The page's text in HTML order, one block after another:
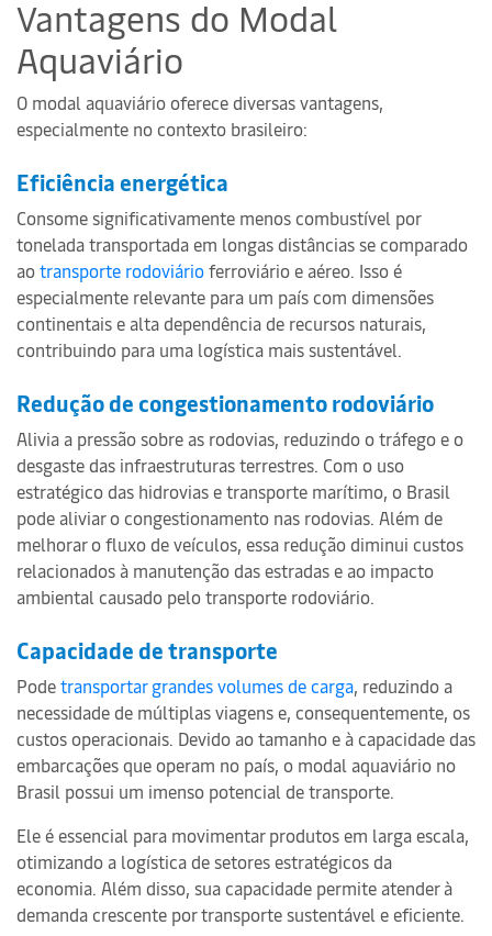
Vantagens do Modal
Aquaviário
O modal aquaviário oferece diversas vantagens,
especialmente no contexto brasileiro:
Eficiência energética
Consome significativamente menos combustível por
tonelada transportada em longas distâncias se comparado
aotransporte rodoviárioferroviário e aéreo. Isso é
especialmente relevante para um país com dimensões
continentais e alta dependência de recursos naturais,
contribuindo para uma logística mais sustentável.
Redução de congestionamento rodoviário
Alivia a pressão sobre as rodovias, reduzindo o tráfego e o
desgaste das infraestruturas terrestres. Com o uso
estratégico das hidrovias e transporte marítimo, o Brasil
pode aliviar o congestionamento nas rodovias. Além de
melhorar o fluxo de veículos, essa redução diminui custos
relacionados à manutenção das estradas e ao impacto
ambiental causado pelo transporte rodoviário.
Capacidade de transporte
Podetransportar grandes volumes de carga, reduzindo a
necessidade de múltiplas viagens e, consequentemente, os
custos operacionais. Devido ao tamanho e à capacidade das
embarcações que operam no país, o modal aquaviário no
Brasil possui um imenso potencial de transporte.
Ele é essencial para movimentar produtos em larga escala,
otimizando a logística de setores estratégicos da
economia. Além disso, sua capacidade permite atender à
demanda crescente por transporte sustentável e eficiente.